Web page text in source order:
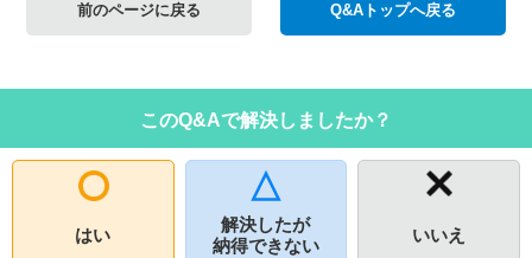
前のページに戻る Q&Aトップへ戻る
このQ&Aで解決しましたか？
はい
解決したが
納得できない
いいえ